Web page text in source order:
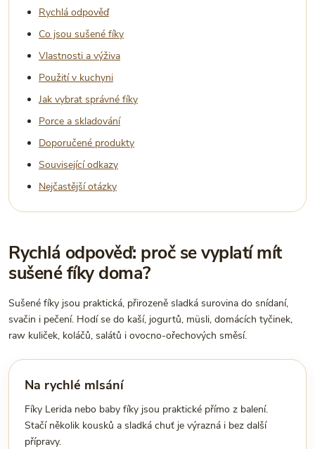
Rychlá odpověď
Co jsou sušené fíky
Vlastnosti a výživa
Použití v kuchyni
Jak vybrat správné fíky
Porce a skladování
Doporučené produkty
Související odkazy
Nejčastější otázky
Rychlá odpověď: proč se vyplatí mít
sušené fíky doma?
Sušené fíky jsou praktická, přirozeně sladká surovina do snídaní,
svačin i pečení. Hodí se do kaší, jogurtů, müsli, domácích tyčinek,
raw kuliček, koláčů, salátů i ovocno-ořechových směsí.
Na rychlé mlsání
Fíky Lerida nebo baby fíky jsou praktické přímo z balení.
Stačí několik kousků a sladká chuť je výrazná i bez další
přípravy.